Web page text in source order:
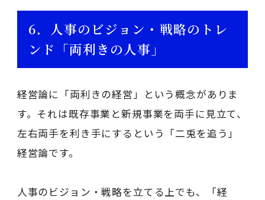
6．人事のビジョン・戦略のトレ
ンド「両利きの人事」
経営論に「両利きの経営」という概念がありま
す。それは既存事業と新規事業を両手に見立て、
左右両手を利き手にするという「二兎を追う」
経営論です。
人事のビジョン・戦略を立てる上でも、「経